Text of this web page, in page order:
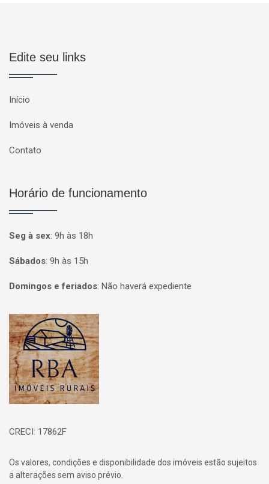
Edite seu links
Início
Imóveis à venda
Contato
Horário de funcionamento
Seg à sex: 9h às 18h
Sábados: 9h às 15h
Domingos e feriados: Não haverá expediente
Página inicial
CRECI: 17862F
Os valores, condições e disponibilidade dos imóveis estão sujeitos
a alterações sem aviso prévio.